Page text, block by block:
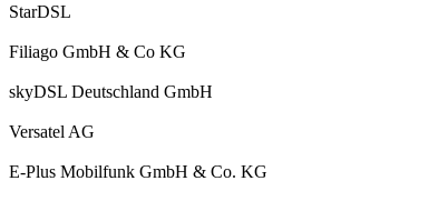
StarDSL
Filiago GmbH & Co KG
skyDSL Deutschland GmbH
Versatel AG
E-Plus Mobilfunk GmbH & Co. KG